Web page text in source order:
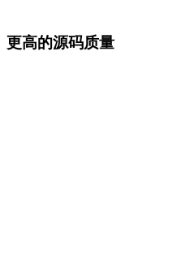
更高的源码质量